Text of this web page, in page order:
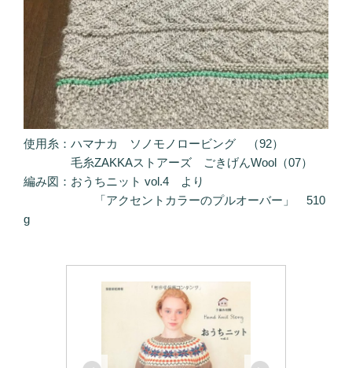
使用糸：ハマナカ ソノモノロービング （92）
毛糸ZAKKAストアーズ ごきげんWool（07）
編み図：おうちニット vol.4 より
「アクセントカラーのプルオーバー」 510
g